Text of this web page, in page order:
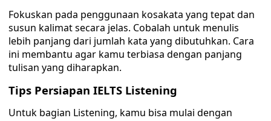
Fokuskan pada penggunaan kosakata yang tepat dan
susun kalimat secara jelas. Cobalah untuk menulis
lebih panjang dari jumlah kata yang dibutuhkan. Cara
ini membantu agar kamu terbiasa dengan panjang
tulisan yang diharapkan.
Tips Persiapan IELTS Listening
Untuk bagian Listening, kamu bisa mulai dengan